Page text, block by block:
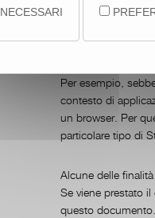
Web.
Per esempio,
contesto di
un browser. Per
particolare tipo di
Alcune delle
Se viene prestato
questo documento.
NECESSARI